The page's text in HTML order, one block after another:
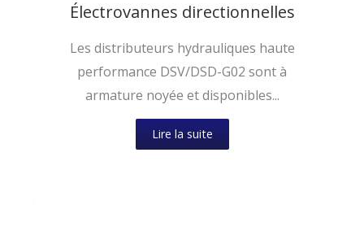
Électrovannes directionnelles
Les distributeurs hydrauliques haute
performance DSV/DSD-G02 sont à
armature noyée et disponibles...
Lire la suite